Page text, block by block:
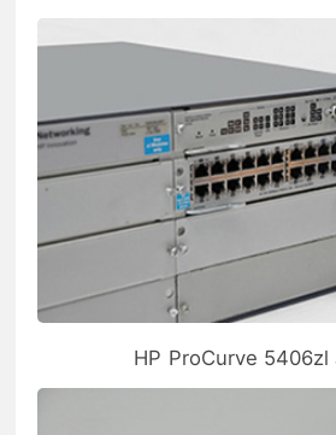
HP ProCurve 5406zl